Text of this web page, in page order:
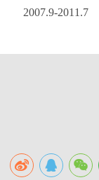
2007.9-2011.7